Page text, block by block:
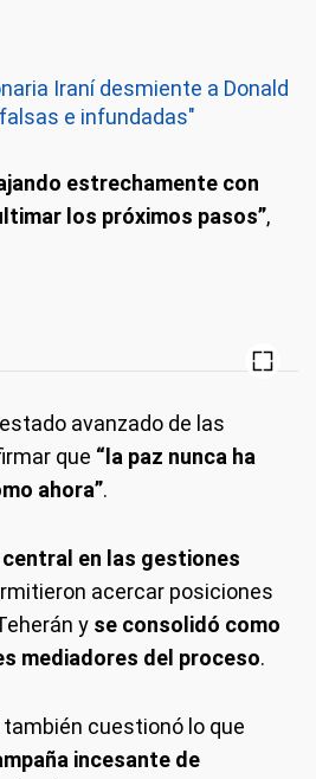
Iraní desmiente a Donald
e infundadas"
estrechamente con
los próximos pasos”,
avanzado de las
que “la paz nunca ha
ahora”.
en las gestiones
acercar posiciones
y se consolidó como
mediadores del proceso.
cuestionó lo que
incesante de